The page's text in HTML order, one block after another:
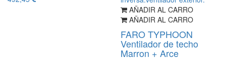
AÑADIR AL CARRO
AÑADIR AL CARRO
FARO TYPHOON
Ventilador de techo
Marron + Arce